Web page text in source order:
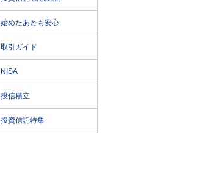
始めたあとも安心
取引ガイド
NISA
投信積立
投資信託特集